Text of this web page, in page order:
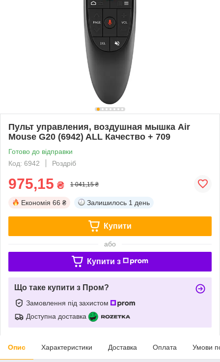
Пульт управления, воздушная мышка Air
Mouse G20 (6942) ALL Качество + 709
Готово до відправки
Код: 6942
Роздріб
975,15 ₴ 1 041,15 ₴
Економія 66 ₴ Залишилось 1 день
Купити
або
Купити з
Що таке купити з Пром?
Замовлення під захистом
Доступна доставка
Опис Характеристики Доставка Оплата Умови